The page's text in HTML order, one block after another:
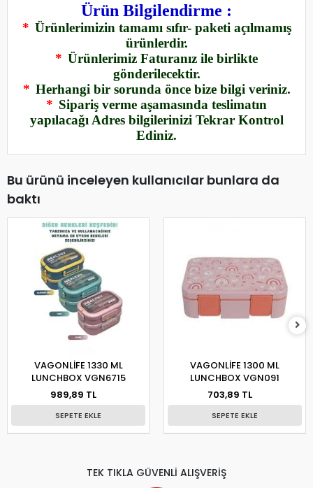
Ürün Bilgilendirme :
* Ürünlerimizin tamamı sıfır- paketi açılmamış
ürünlerdir.
* Ürünlerimiz Faturanız ile birlikte
gönderilecektir.
* Herhangi bir sorunda önce bize bilgi veriniz.
* Sipariş verme aşamasında teslimatın
yapılacağı Adres bilgilerinizi Tekrar Kontrol
Ediniz.
Bu ürünü inceleyen kullanıcılar bunlara da
baktı
VAGONLİFE 1330 ML
LUNCHBOX VGN6715
989,89 TL
SEPETE EKLE
VAGONLİFE 1300 ML
LUNCHBOX VGN091
703,89 TL
SEPETE EKLE
TEK TIKLA GÜVENLİ ALIŞVERİŞ